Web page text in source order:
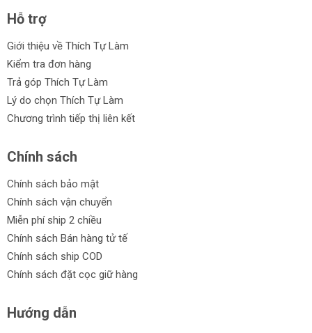
Hỗ trợ
Giới thiệu về Thích Tự Làm
Kiểm tra đơn hàng
Trả góp Thích Tự Làm
Lý do chọn Thích Tự Làm
Chương trình tiếp thị liên kết
Chính sách
Chính sách bảo mật
Chính sách vận chuyển
Miễn phí ship 2 chiều
Chính sách Bán hàng tử tế
Chính sách ship COD
Chính sách đặt cọc giữ hàng
Hướng dẫn